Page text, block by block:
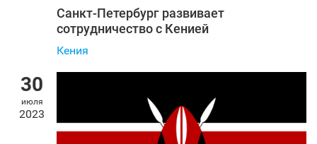
Санкт‑Петербург развивает
сотрудничество с Кенией
Кения
30
июля
2023